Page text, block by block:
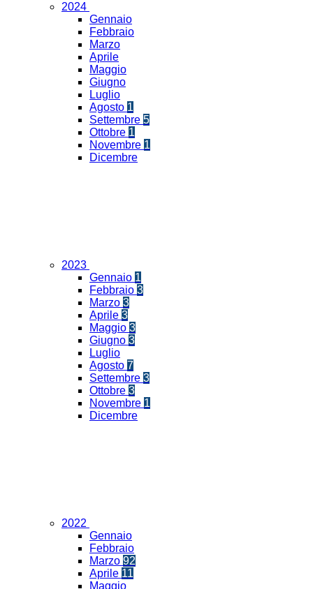
2024
Gennaio
Febbraio
Marzo
Aprile
Maggio
Giugno
Luglio
Agosto 1
Settembre 5
Ottobre 1
Novembre 1
Dicembre
2023
Gennaio 1
Febbraio 3
Marzo 3
Aprile 3
Maggio 3
Giugno 3
Luglio
Agosto 7
Settembre 3
Ottobre 3
Novembre 1
Dicembre
2022
Gennaio
Febbraio
Marzo 92
Aprile 11
Maggio